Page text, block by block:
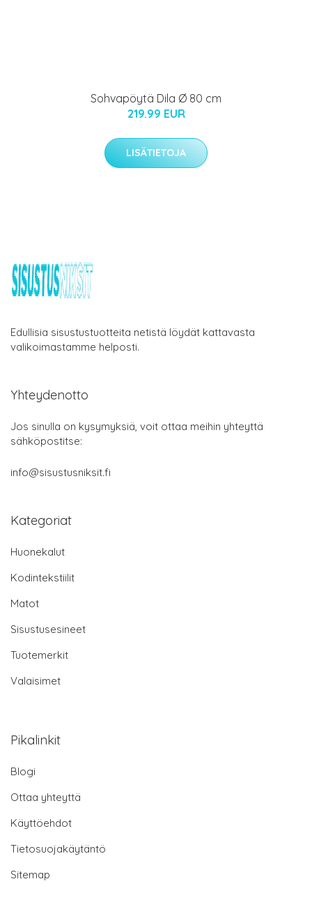
Sohvapöytä Dila Ø 80 cm
219.99 EUR
LISÄTIETOJA
Edullisia sisustustuotteita netistä löydät kattavasta
valikoimastamme helposti.
Yhteydenotto
Jos sinulla on kysymyksiä, voit ottaa meihin yhteyttä
sähköpostitse:
info@sisustusniksit.fi
Kategoriat
Huonekalut
Kodintekstiilit
Matot
Sisustusesineet
Tuotemerkit
Valaisimet
Pikalinkit
Blogi
Ottaa yhteyttä
Käyttöehdot
Tietosuojakäytäntö
Sitemap